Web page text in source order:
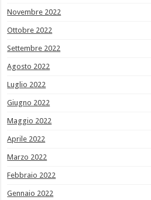
Novembre 2022
Ottobre 2022
Settembre 2022
Agosto 2022
Luglio 2022
Giugno 2022
Maggio 2022
Aprile 2022
Marzo 2022
Febbraio 2022
Gennaio 2022